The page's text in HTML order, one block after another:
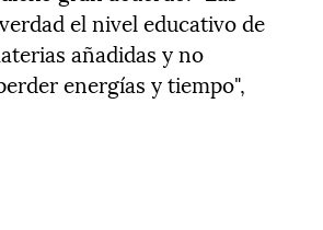
el nivel educativo de
añadidas y no
energías y tiempo",